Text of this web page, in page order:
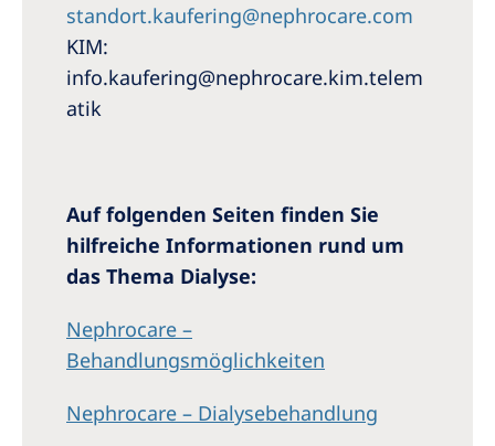
standort.kaufering@nephrocare.com
KIM:
info.kaufering@nephrocare.kim.telem
atik
Auf folgenden Seiten finden Sie
hilfreiche Informationen rund um
das Thema Dialyse:
Nephrocare –
Behandlungsmöglichkeiten
Nephrocare – Dialysebehandlung